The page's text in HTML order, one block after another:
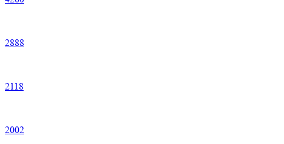
2888
2118
2002